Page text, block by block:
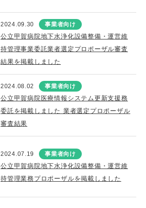
2024.09.30 事業者向け
公立甲賀病院地下水浄化設備整備・運営維
持管理事業委託業者選定プロポーザル審査
結果を掲載しました
2024.08.02 事業者向け
公立甲賀病院医療情報システム更新支援務
委託を掲載しました 業者選定プロポーザル
審査結果
2024.07.19 事業者向け
公立甲賀病院地下水浄化設備整備・運営維
持管理業務プロポーザルを掲載しました